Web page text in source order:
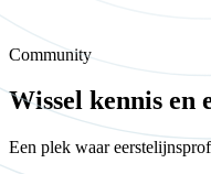
Community
Wissel kennis en
Een plek waar